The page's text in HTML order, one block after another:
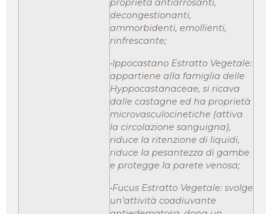
proprietà antiarrosanti,
decongestionanti,
ammorbidenti, emollienti,
rinfrescante;
•Ippocastano Estratto Vegetale:
appartiene alla famiglia delle
Hyppocastanaceae, si ricava
dalle castagne ed ha proprietà
microvasculocinetiche (attiva
la circolazione sanguigna),
riduce la ritenzione di liquidi,
riduce la pesantezza di gambe
e protegge la parete venosa;
•Fucus Estratto Vegetale: svolge
un’attività coadiuvante